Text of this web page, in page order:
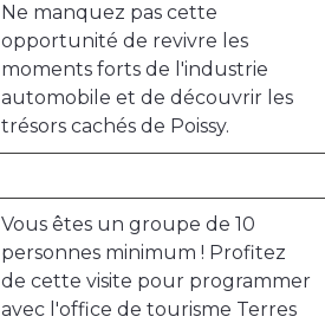
Ne manquez pas cette
opportunité de revivre les
moments forts de l'industrie
automobile et de découvrir les
trésors cachés de Poissy.
Vous êtes un groupe de 10
personnes minimum ! Profitez
de cette visite pour programmer
avec l'office de tourisme Terres